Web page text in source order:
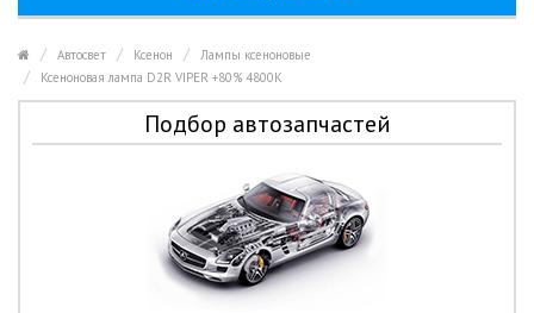
Автосвет Ксенон
Лампы ксеноновые
Ксеноновая лампа D2R VIPER +80% 4800K
Подбор автозапчастей